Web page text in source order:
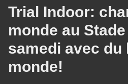
Trial Indoor:
monde au
samedi avec du
monde!